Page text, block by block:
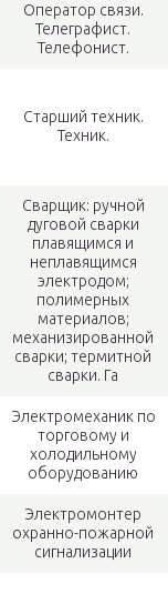
Оператор связи.
Телеграфист.
Телефонист.
Старший техник.
Техник.
Сварщик: ручной
дуговой сварки
плавящимся и
неплавящимся
электродом;
полимерных
материалов;
механизированной
сварки; термитной
сварки. Га
Электромеханик по
торговому и
холодильному
оборудованию
Электромонтер
охранно-пожарной
сигнализации